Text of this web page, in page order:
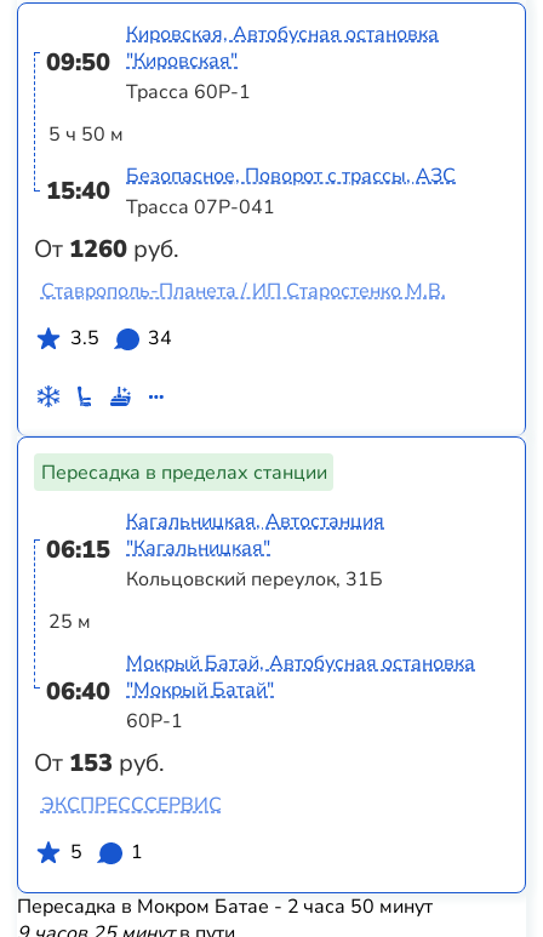
09:50
5 ч 50 м
15:40
От 1260 руб.
Кировская, Автобусная остановка
"Кировская"
Трасса 60Р-1
Безопасное, Поворот с трассы, АЗС
Трасса 07Р-041
Ставрополь-Планета / ИП Старостенко М.В.
3.5
34
Пересадка в пределах станции
06:15
25 м
06:40
От 153 руб.
Кагальницкая, Автостанция
"Кагальницкая"
Кольцовский переулок, 31Б
Мокрый Батай, Автобусная остановка
"Мокрый Батай"
60Р-1
ЭКСПРЕСССЕРВИС
5
1
Пересадка в Мокром Батае - 2 часа 50 минут